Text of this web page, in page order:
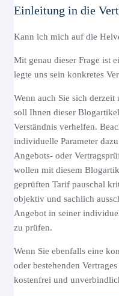
Einleitung in die
Kann ich mich auf die
Mit genau dieser Frage ist
legte uns sein konkretes
Wenn auch Sie sich derzeit
soll Ihnen dieser
Verständnis verhelfen.
individuelle Parameter
Angebots- oder
wollen mit diesem
geprüften Tarif pauschal
objektiv und sachlich
Angebot in seiner
zu prüfen.
Wenn Sie ebenfalls eine
oder bestehenden
kostenfrei und